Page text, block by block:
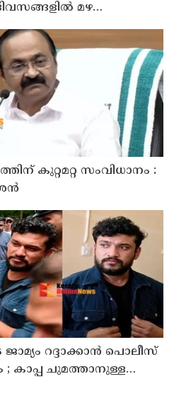
മഴ
കുറ്റമറ്റ സംവിധാനം :
റദ്ദാക്കാൻ പൊലീസ്
; കാപ്പ ചുമത്താനുള്ള